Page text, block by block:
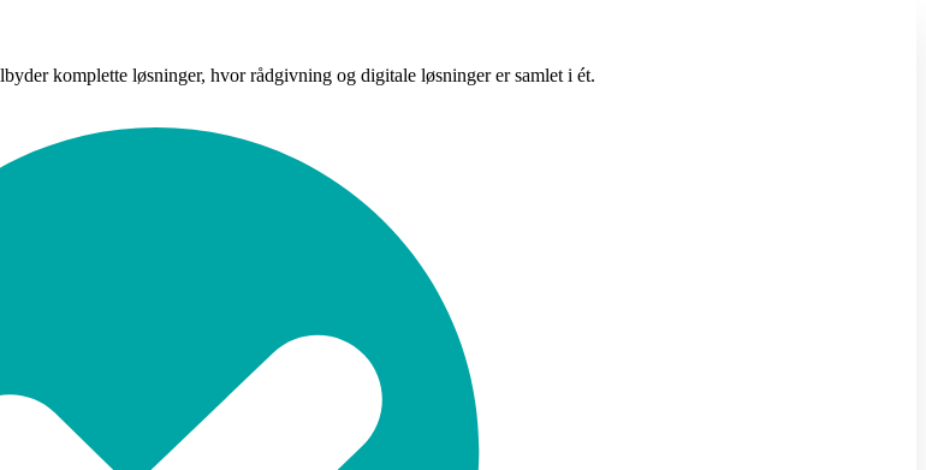
komplette løsninger, hvor rådgivning og digitale løsninger er samlet i ét.